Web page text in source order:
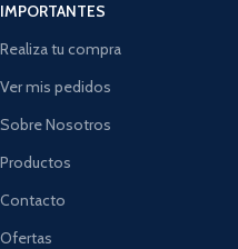
IMPORTANTES
Realiza tu compra
Ver mis pedidos
Sobre Nosotros
Productos
Contacto
Ofertas